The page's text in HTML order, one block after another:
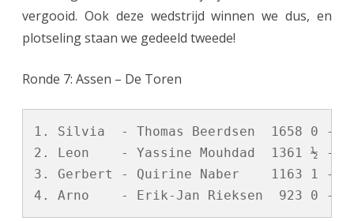
vergooid. Ook deze wedstrijd winnen we dus, en
plotseling staan we gedeeld tweede!
Ronde 7: Assen – De Toren
1. Silvia  - Thomas Beerdsen  1658 0 - 1
2. Leon    - Yassine Mouhdad  1361 ½ - ½
3. Gerbert - Quirine Naber    1163 1 - 0